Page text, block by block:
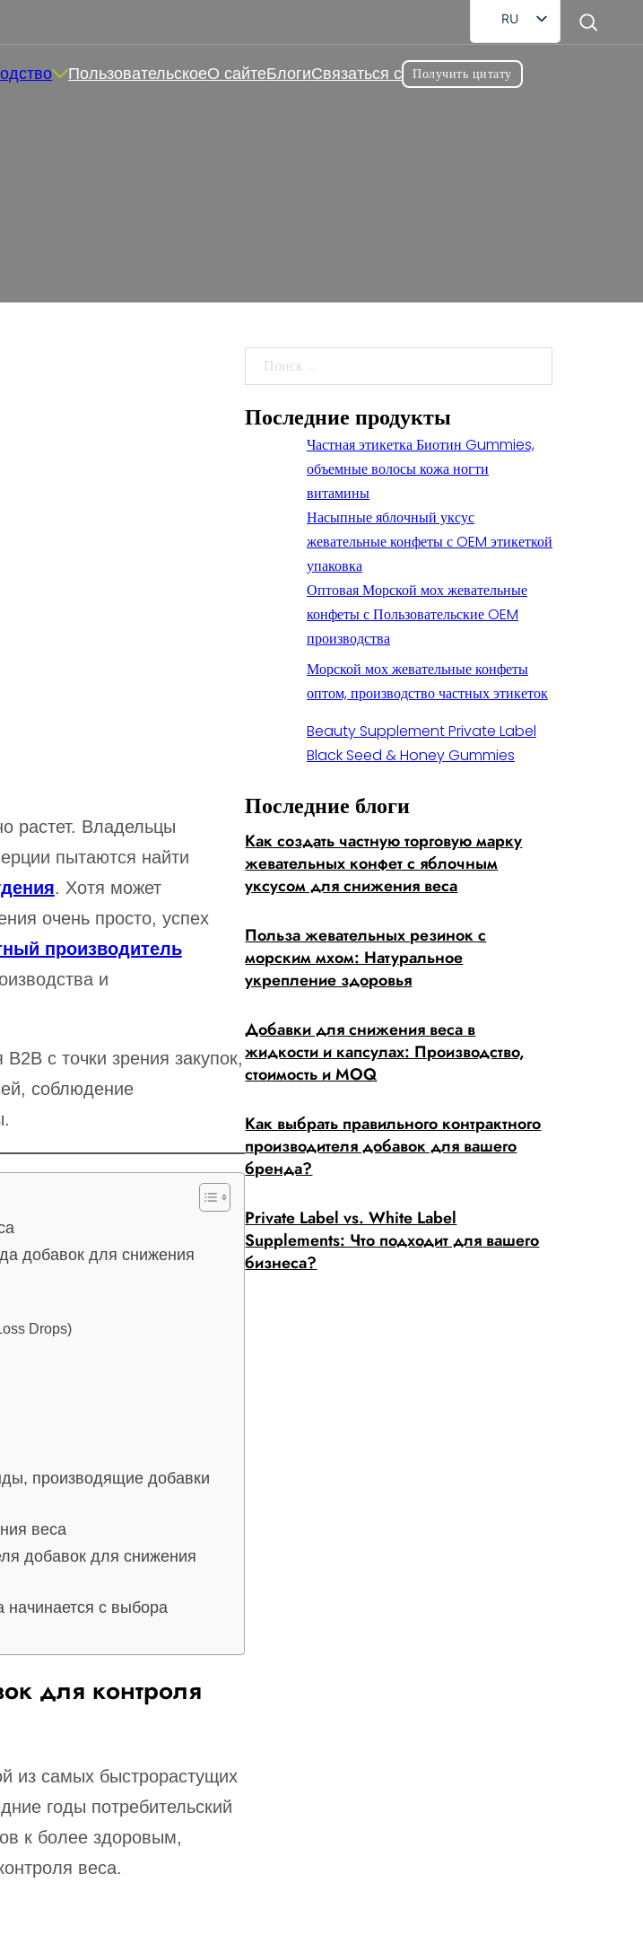
RU
EN
FR
ПользовательскоеО сайтеБлогиСвязаться с Получить цитату
растет. Владельцы
пытаются найти
. Хотя может
очень просто, успех
производитель
и
с точки зрения закупок,
соблюдение
добавок для снижения
Drops)
производящие добавки
веса
добавок для снижения
с выбора
для контроля
из самых быстрорастущих
годы потребительский
к более здоровым,
веса.
Поиск
Последние продукты
Частная этикетка Биотин Gummies,
объемные волосы кожа ногти
витамины
Насыпные яблочный уксус
жевательные конфеты с OEM этикеткой
упаковка
Оптовая Морской мох жевательные
конфеты с Пользовательские OEM
производства
Морской мох жевательные конфеты
оптом, производство частных этикеток
Beauty Supplement Private Label
Black Seed & Honey Gummies
Последние блоги
Как создать частную торговую марку
жевательных конфет с яблочным
уксусом для снижения веса
Польза жевательных резинок с
морским мхом: Натуральное
укрепление здоровья
Добавки для снижения веса в
жидкости и капсулах: Производство,
стоимость и MOQ
Как выбрать правильного контрактного
производителя добавок для вашего
бренда?
Private Label vs. White Label
Supplements: Что подходит для вашего
бизнеса?